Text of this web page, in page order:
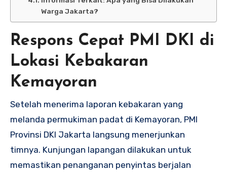
Warga Jakarta?
Respons Cepat PMI DKI di
Lokasi Kebakaran
Kemayoran
Setelah menerima laporan kebakaran yang
melanda permukiman padat di Kemayoran, PMI
Provinsi DKI Jakarta langsung menerjunkan
timnya. Kunjungan lapangan dilakukan untuk
memastikan penanganan penyintas berjalan